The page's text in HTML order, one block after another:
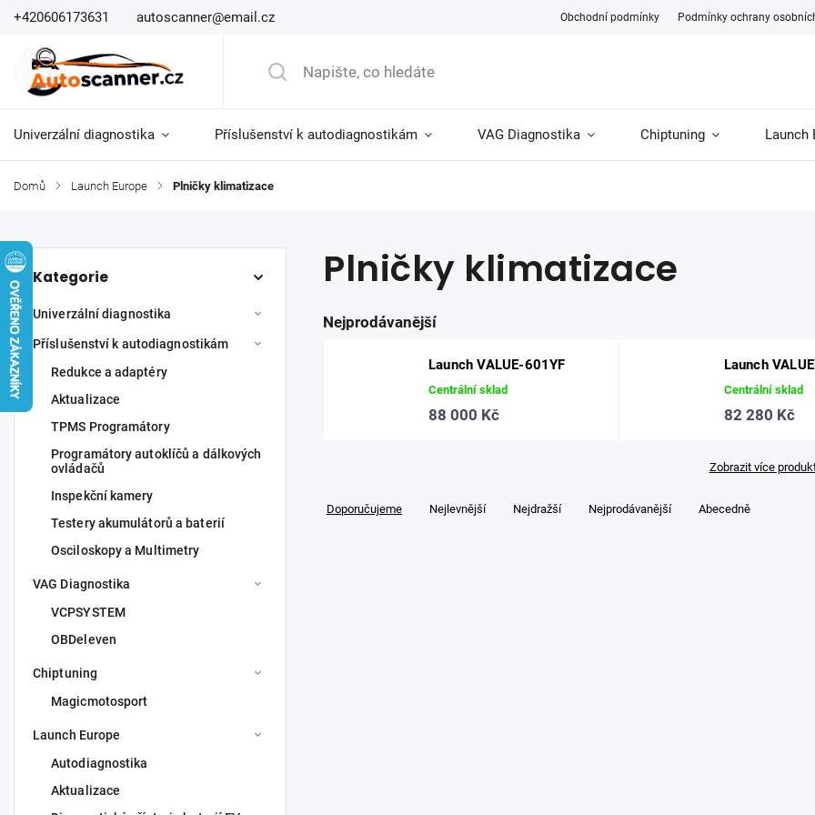
+420606173631 autoscanner@email.cz Obchodní podmínky Podmínky ochrany
Univerzální diagnostika Příslušenství k autodiagnostikám VAG Diagnostika Chiptuning Launch
Domů / Launch Europe / Plničky klimatizace
Kategorie
Univerzální diagnostika
Příslušenství k autodiagnostikám
Redukce a adaptéry
Aktualizace
TPMS Programátory
Programátory autoklíčů a dálkových
ovládačů
Inspekční kamery
Testery akumulátorů a baterií
Osciloskopy a Multimetry
VAG Diagnostika
VCPSYSTEM
OBDeleven
Chiptuning
Magicmotosport
Launch Europe
Autodiagnostika
Aktualizace
Plničky klimatizace
Nejprodávanější
Launch VALUE-601YF
Centrální sklad
88 000 Kč
Launch
Centrální sklad
82 280 Kč
Zobrazit více
Doporučujeme Nejlevnější Nejdražší Nejprodávanější Abecedně